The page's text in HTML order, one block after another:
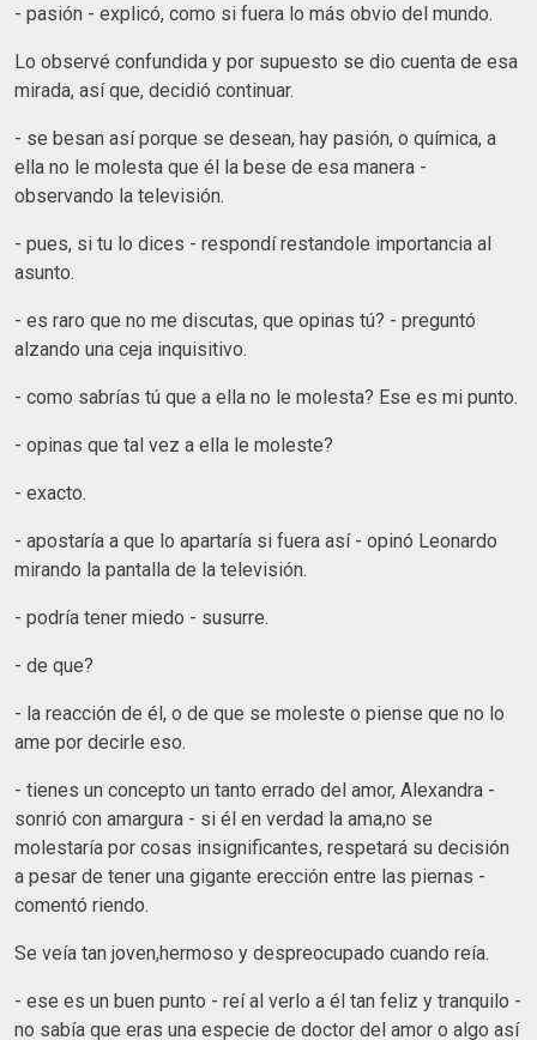
- pasión - explicó, como si fuera lo más obvio del mundo.
Lo observé confundida y por supuesto se dio cuenta de esa
mirada, así que, decidió continuar.
- se besan así porque se desean, hay pasión, o química, a
ella no le molesta que él la bese de esa manera -
observando la televisión.
- pues, si tu lo dices - respondí restandole importancia al
asunto.
- es raro que no me discutas, que opinas tú? - preguntó
alzando una ceja inquisitivo.
- como sabrías tú que a ella no le molesta? Ese es mi punto.
- opinas que tal vez a ella le moleste?
- exacto.
- apostaría a que lo apartaría si fuera así - opinó Leonardo
mirando la pantalla de la televisión.
- podría tener miedo - susurre.
- de que?
- la reacción de él, o de que se moleste o piense que no lo
ame por decirle eso.
- tienes un concepto un tanto errado del amor, Alexandra -
sonrió con amargura - si él en verdad la ama,no se
molestaría por cosas insignificantes, respetará su decisión
a pesar de tener una gigante erección entre las piernas -
comentó riendo.
Se veía tan joven,hermoso y despreocupado cuando reía.
- ese es un buen punto - reí al verlo a él tan feliz y tranquilo -
no sabía que eras una especie de doctor del amor o algo así